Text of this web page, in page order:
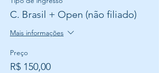
C. Brasil + Open (não filiado)
Mais informações
Preço
R$ 150,00